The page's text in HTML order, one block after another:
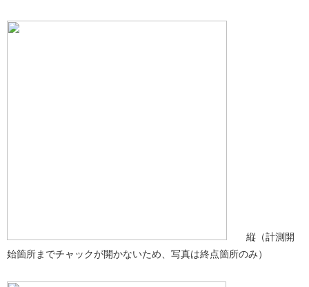
縦（計測開
始箇所までチャックが開かないため、写真は終点箇所のみ）